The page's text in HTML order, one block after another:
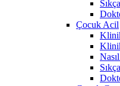
Çocuk Acil